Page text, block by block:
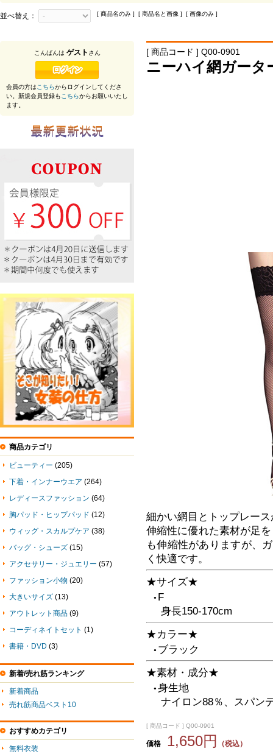
並べ替え： [ 商品名のみ ] [ 商品名と画像 ] [ 画像のみ ]
[ 商品コード ] Q00-0901
ニーハイ網ガータ
細かい網目とトップレー
伸縮性に優れた素材が足
も伸縮性がありますが、
く快適です。
★サイズ★
●
F
身長150-170cm
★カラー★
● ブラック
★素材・成分★
● 身生地
ナイロン88％、スパン
[ 商品コード ] Q00-0901
価格 1,650円 （税込）
こんばんは ゲスト さん
会員の方はこちらからログインしてくださ
い。新規会員登録もこちらからお願いいたし
ます。
商品カテゴリ
ビューティー (205)
下着・インナーウエア (264)
レディースファッション (64)
胸パッド・ヒップパッド (12)
ウィッグ・スカルプケア (38)
バッグ・シューズ (15)
アクセサリー・ジュエリー (57)
ファッション小物 (20)
大きいサイズ (13)
アウトレット商品 (9)
コーディネイトセット (1)
書籍・DVD (3)
新着/売れ筋ランキング
新着商品
売れ筋商品ベスト10
おすすめカテゴリ
無料衣装